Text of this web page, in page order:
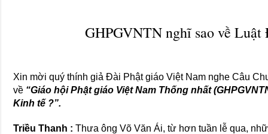
GHPGVNTN nghĩ sao về
Xin mời quý thính giả Đài Phật giáo Việt Nam nghe Câu
về “Giáo hội Phật giáo Việt Nam Thống nhất
Kinh tế ?”.
Triều Thanh :Thưa ông Võ Văn Ái, từ hơn tuần lễ qua,